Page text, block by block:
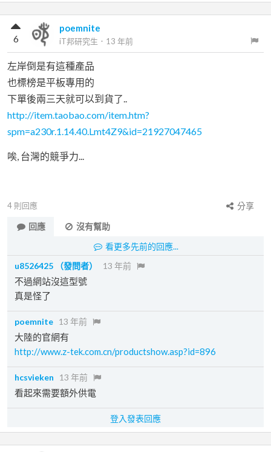
poemnite
iT邦研究生 ． 13 年前
6
左岸倒是有這種產品
也標榜是平板專用的
下單後兩三天就可以到貨了..
http://item.taobao.com/item.htm?
spm=a230r.1.14.40.Lmt4Z9&id=21927047465
唉, 台灣的競爭力...
4 則回應
分享
回應
沒有幫助
看更多先前的回應...
u8526425
（發問者） 13 年前
不過網站沒這型號
真是怪了
poemnite 13 年前
大陸的官網有
http://www.z-tek.com.cn/productshow.asp?id=896
hcsvieken 13 年前
看起來需要額外供電
登入發表回應